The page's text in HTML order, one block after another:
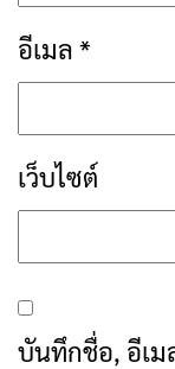
อีเมล *
เว็บไซต์
บันทึกชื่อ, อีเม